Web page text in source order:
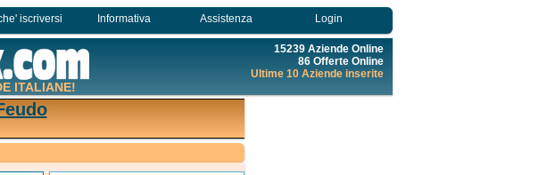
iscriversi Informativa Assistenza Login
ITALIANE!
15239 Aziende Online
86 Offerte Online
Ultime 10 Aziende inserite